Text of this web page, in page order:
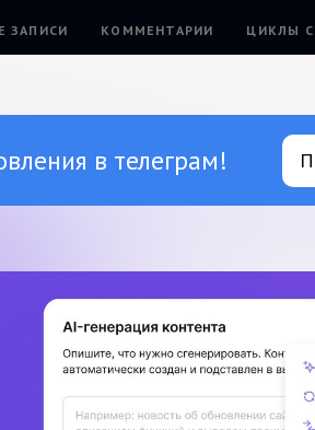
ЗАПИСИ КОММЕНТАРИИ ЦИКЛЫ
в телеграм!